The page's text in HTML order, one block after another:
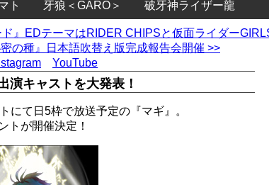
ト 牙狼＜GARO＞ 破牙神ライザー龍
』EDテーマはRIDER CHIPSと仮面ライダー
の種』日本語吹替え版完成報告会開催 >>
YouTube
演キャストを大発表！
にて日5枠で放送予定の『マギ』。
トが開催決定！